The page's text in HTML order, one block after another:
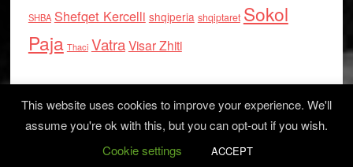
SHBA Shefqet Kercelli shqiperia shqiptaret Sokol
Paja Thaci VatraVisar Zhiti
Log in
This website uses cookies to improve your experience. We'll
assume you're ok with this, but you can opt-out if you wish.
Cookie settings
ACCEPT